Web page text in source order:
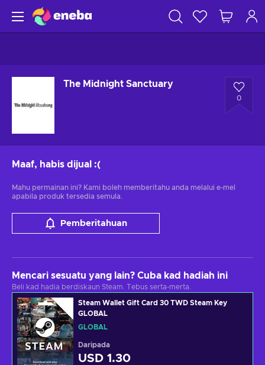
The Midnight Sanctuary
0
Maaf, habis dijual :(
Mahu permainan ini? Kami boleh memberitahu anda melalui e-mel
apabila produk tersedia semula.
Pemberitahuan
Mencari sesuatu yang lain? Cuba kad hadiah ini
Beli kad hadia berdiskaun Steam. Tebus serta-merta.
Steam Wallet Gift Card 30 TWD Steam Key
GLOBAL
GLOBAL
Daripada
USD 1.30